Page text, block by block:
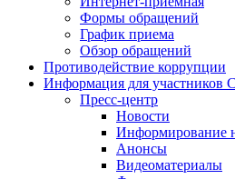
Формы обращений
График приема
Обзор обращений
Противодействие коррупции
Информация для участников
Пресс-центр
Новости
Информирование
Анонсы
Видеоматериалы